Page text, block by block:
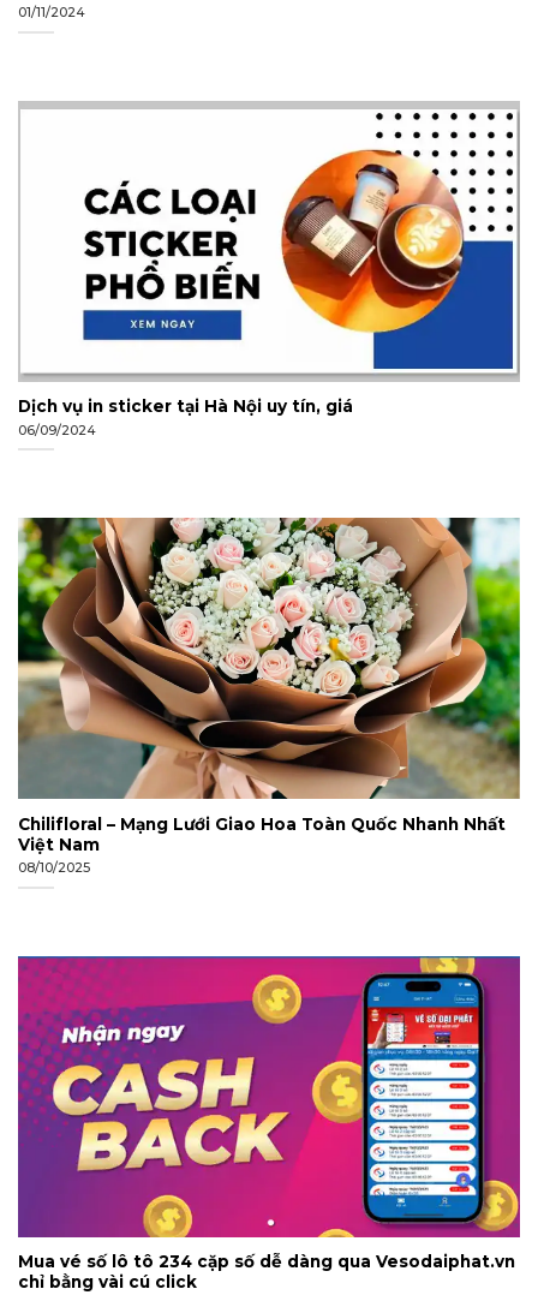
01/11/2024
Dịch vụ in sticker tại Hà Nội uy tín, giá
06/09/2024
Chilifloral – Mạng Lưới Giao Hoa Toàn Quốc Nhanh Nhất
Việt Nam
08/10/2025
Mua vé số lô tô 234 cặp số dễ dàng qua Vesodaiphat.vn
chỉ bằng vài cú click